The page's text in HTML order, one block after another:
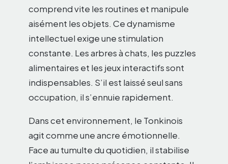
comprend vite les routines et manipule
aisément les objets. Ce dynamisme
intellectuel exige une stimulation
constante. Les arbres à chats, les puzzles
alimentaires et les jeux interactifs sont
indispensables. S’il est laissé seul sans
occupation, il s’ennuie rapidement.
Dans cet environnement, le Tonkinois
agit comme une ancre émotionnelle.
Face au tumulte du quotidien, il stabilise